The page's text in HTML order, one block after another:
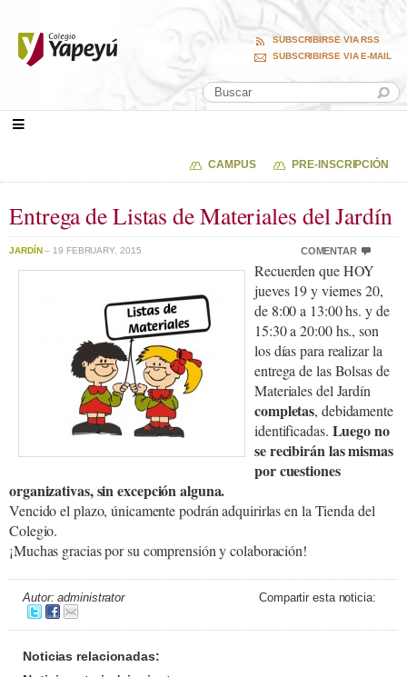
SUBSCRIBIRSE VIA RSS
SUBSCRIBIRSE VIA E-MAIL
CAMPUS PRE-INSCRIPCIÓN
Entrega de Listas de Materiales del Jardín
JARDÍN– 19 FEBRUARY, 2015 COMENTAR
Recuerden que HOY
jueves 19 y viernes 20,
de 8:00 a 13:00 hs. y de
15:30 a 20:00 hs., son
los días para realizar la
entrega de las Bolsas de
Materiales del Jardín
completas, debidamente
identificadas. Luego no
se recibirán las mismas
por cuestiones
organizativas, sin excepción alguna.
Vencido el plazo, únicamente podrán adquirirlas en la Tienda del
Colegio.
¡Muchas gracias por su comprensión y colaboración!
Autor: administrator Compartir esta noticia:
Noticias relacionadas: